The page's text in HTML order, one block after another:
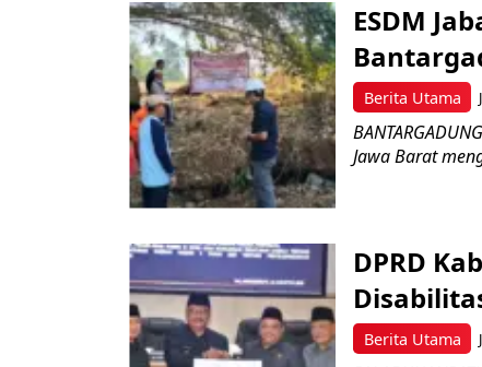
Berita Utama
ESDM
Jawa Barat
Berita Utama
DPRD